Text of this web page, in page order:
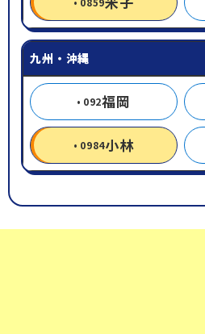
九州・沖縄
092福岡
0984小林